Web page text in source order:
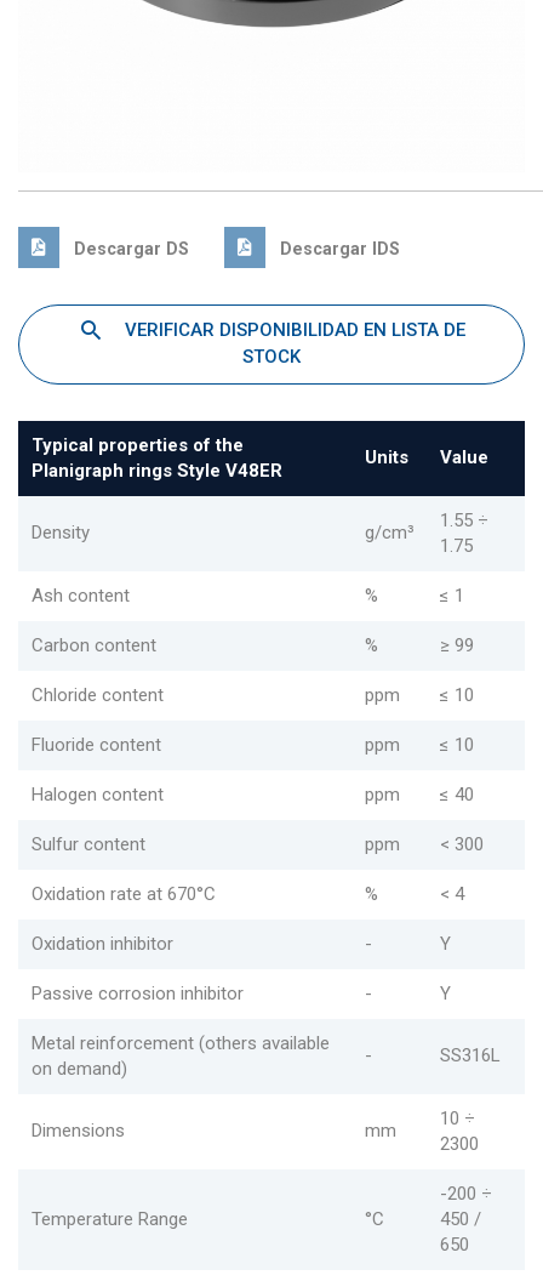
Descargar DS Descargar IDS
VERIFICAR DISPONIBILIDAD EN LISTA DE
STOCK
Typical properties of the
Planigraph rings Style V48ER
Units Value
Density g/cm³
1.55 ÷
1.75
Ash content % ≤ 1
Carbon content % ≥ 99
Chloride content ppm ≤ 10
Fluoride content ppm ≤ 10
Halogen content ppm ≤ 40
Sulfur content ppm < 300
Oxidation rate at 670°C % < 4
Oxidation inhibitor - Y
Passive corrosion inhibitor - Y
Metal reinforcement (others available
on demand)
- SS316L
Dimensions mm
10 ÷
2300
Temperature Range °C
-200 ÷
450 /
650